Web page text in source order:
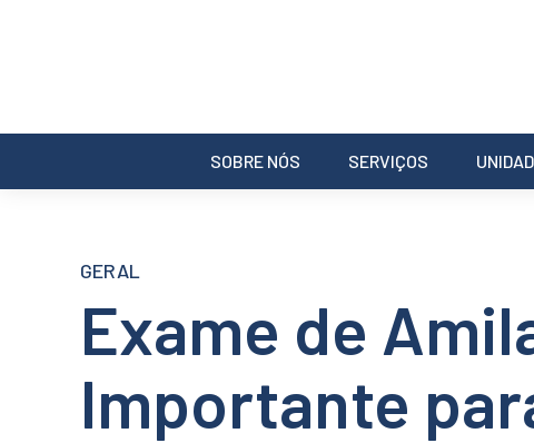
SOBRE NÓS SERVIÇOS
GERAL
Exame de
Importante